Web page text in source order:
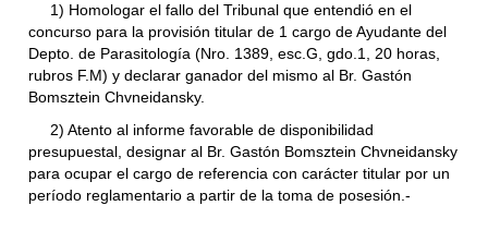
1) Homologar el fallo del Tribunal que entendió en el
concurso para la provisión titular de 1 cargo de Ayudante del
Depto. de Parasitología (Nro. 1389, esc.G, gdo.1, 20 horas,
rubros F.M) y declarar ganador del mismo al Br. Gastón
Bomsztein Chvneidansky.
2) Atento al informe favorable de disponibilidad
presupuestal, designar al Br. Gastón Bomsztein Chvneidansky
para ocupar el cargo de referencia con carácter titular por un
período reglamentario a partir de la toma de posesión.-